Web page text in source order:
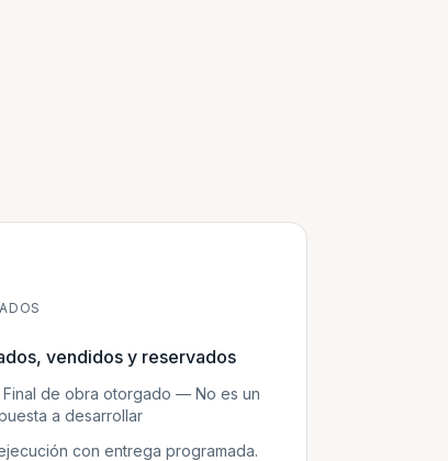
vendidos y reservados
de obra otorgado — No es un
a desarrollar
con entrega programada.